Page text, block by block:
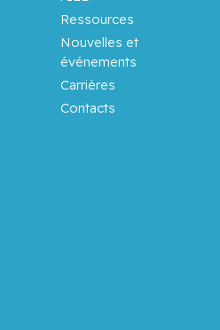
Maurice
Antoniou,
John
Ressources
Nouvelles et
événements
Carrières
Contacts